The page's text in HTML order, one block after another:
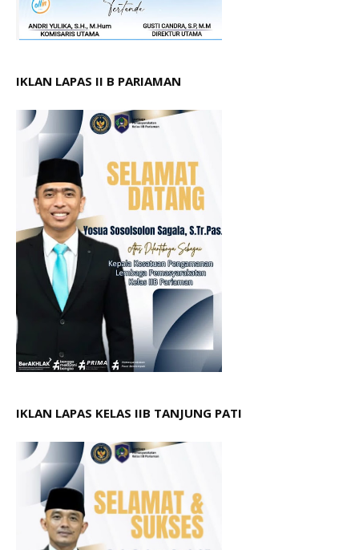
IKLAN LAPAS II B PARIAMAN
IKLAN LAPAS KELAS IIB TANJUNG PATI